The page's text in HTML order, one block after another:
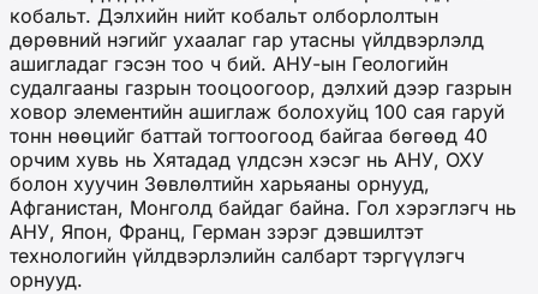
кобальт. Дэлхийн нийт кобальт олборлолтын
дөрөвний нэгийг ухаалаг гар утасны үйлдвэрлэлд
ашигладаг гэсэн тоо ч бий. АНУ-ын Геологийн
судалгааны газрын тооцоогоор, дэлхий дээр газрын
ховор элементийн ашиглаж болохуйц 100 сая гаруй
тонн нөөцийг баттай тогтоогоод байгаа бөгөөд 40
орчим хувь нь Хятадад үлдсэн хэсэг нь АНУ, ОХУ
болон хуучин Зөвлөлтийн харьяаны орнууд,
Афганистан, Монголд байдаг байна. Гол хэрэглэгч нь
АНУ, Япон, Франц, Герман зэрэг дэвшилтэт
технологийн үйлдвэрлэлийн салбарт тэргүүлэгч
орнууд.